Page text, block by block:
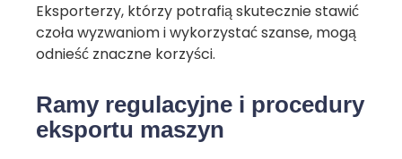
Eksporterzy, którzy potrafią skutecznie stawić
czoła wyzwaniom i wykorzystać szanse, mogą
odnieść znaczne korzyści.
Ramy regulacyjne i procedury
eksportu maszyn